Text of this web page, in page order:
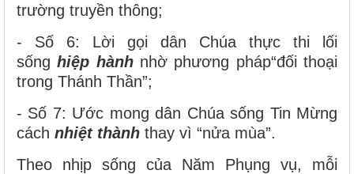
trường truyền thông;
- Số 6: Lời gọi dân Chúa thực thi lối
sốnghiệp hành nhờ phương pháp“đối thoại
trong Thánh Thần”;
- Số 7: Ước mong dân Chúa sống Tin Mừng
cách nhiệt thành thay vì “nửa mùa”.
Theo nhịp sống của Năm Phụng vụ, mỗi